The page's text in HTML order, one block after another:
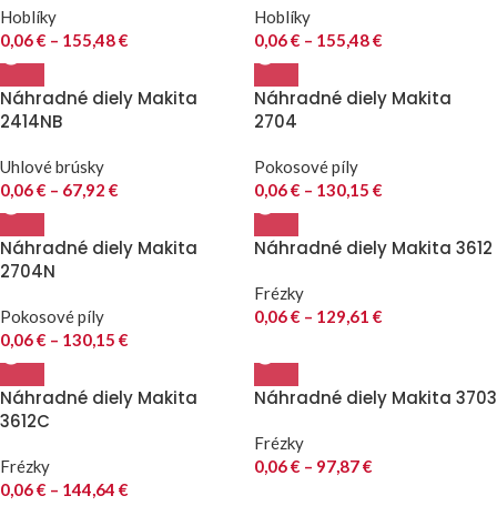
Hoblíky
0,06€ – 155,48€
Hoblíky
0,06€ – 155,48€
Náhradné diely Makita
2414NB
Uhlové brúsky
0,06€ – 67,92 €
Náhradné diely Makita
2704
Pokosové píly
0,06€ – 130,15 €
Náhradné diely Makita
2704N
Pokosové píly
0,06€ – 130,15 €
Náhradné diely Makita 3612
Frézky
0,06€ – 129,61 €
Náhradné diely Makita
3612C
Frézky
0,06€ – 144,64 €
Náhradné diely Makita 3703
Frézky
0,06€ – 97,87€